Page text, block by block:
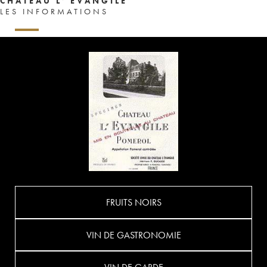
LES INFORMATIONS
FRUITS NOIRS
VIN DE GASTRONOMIE